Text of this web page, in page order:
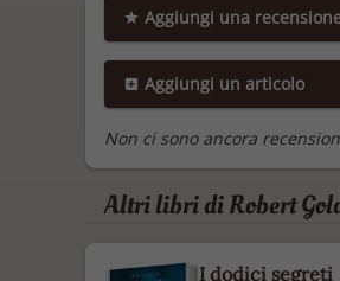
Aggiungi una
Aggiungi un articolo
Non ci sono ancora
Altri libri di Robert
I dodici segreti